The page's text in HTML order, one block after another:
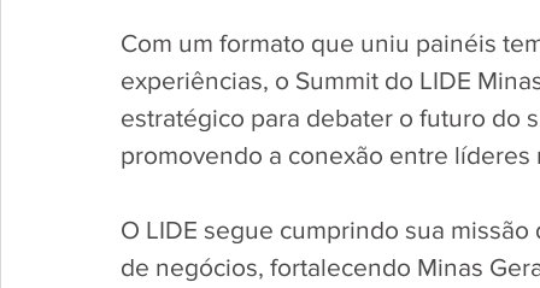
Com um formato que uniu painéis
experiências, o Summit do LIDE
estratégico para debater o futuro do
promovendo a conexão entre
O LIDE segue cumprindo sua
de negócios, fortalecendo Minas